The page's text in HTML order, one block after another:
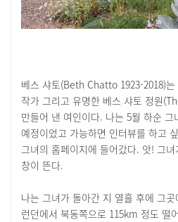
베스 샤토(Beth Chatto 1923-2018)
작가 그리고 유명한 베스 샤토 정원
만들어 낸 여인이다. 나는 5월 하순 그
예정이었고 가능하면 인터뷰를 하고
그녀의 홈페이지에 들어갔다. 앗! 그
창이 뜬다.
나는 그녀가 돌아간 지 열흘 후에 그
런던에서 북동쪽으로 115km 정도 떨